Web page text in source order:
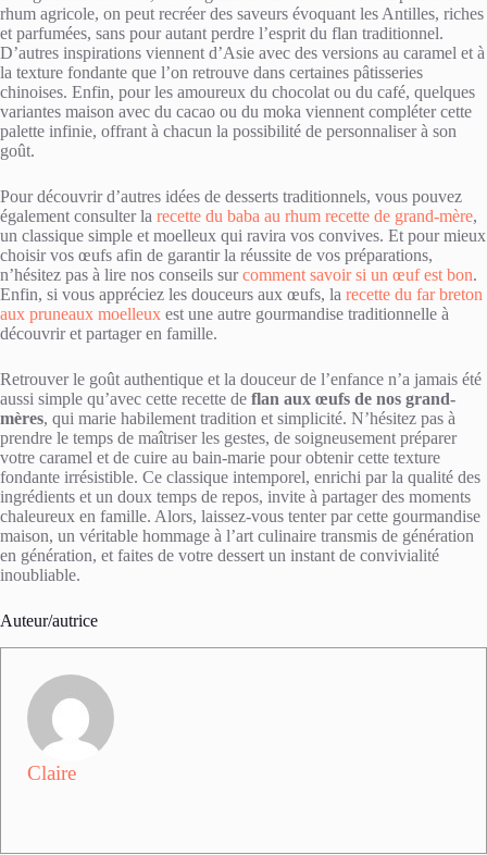
rhum agricole, on peut recréer des saveurs évoquant les Antilles, riches
et parfumées, sans pour autant perdre l’esprit du flan traditionnel.
D’autres inspirations viennent d’Asie avec des versions au caramel et à
la texture fondante que l’on retrouve dans certaines pâtisseries
chinoises. Enfin, pour les amoureux du chocolat ou du café, quelques
variantes maison avec du cacao ou du moka viennent compléter cette
palette infinie, offrant à chacun la possibilité de personnaliser à son
goût.
Pour découvrir d’autres idées de desserts traditionnels, vous pouvez
également consulter la recette du baba au rhum recette de grand-mère,
un classique simple et moelleux qui ravira vos convives. Et pour mieux
choisir vos œufs afin de garantir la réussite de vos préparations,
n’hésitez pas à lire nos conseils surcomment savoir si un œuf est bon.
Enfin, si vous appréciez les douceurs aux œufs, la recette du far breton
aux pruneaux moelleux est une autre gourmandise traditionnelle à
découvrir et partager en famille.
Retrouver le goût authentique et la douceur de l’enfance n’a jamais été
aussi simple qu’avec cette recette de flan aux œufs de nos grand-
mères, qui marie habilement tradition et simplicité. N’hésitez pas à
prendre le temps de maîtriser les gestes, de soigneusement préparer
votre caramel et de cuire au bain-marie pour obtenir cette texture
fondante irrésistible. Ce classique intemporel, enrichi par la qualité des
ingrédients et un doux temps de repos, invite à partager des moments
chaleureux en famille. Alors, laissez-vous tenter par cette gourmandise
maison, un véritable hommage à l’art culinaire transmis de génération
en génération, et faites de votre dessert un instant de convivialité
inoubliable.
Auteur/autrice
Claire